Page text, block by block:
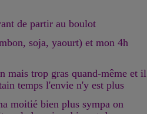
de partir au boulot
soja, yaourt) et mon 4h
mais trop gras quand-même et il
temps l'envie n'y est plus
moitié bien plus sympa on